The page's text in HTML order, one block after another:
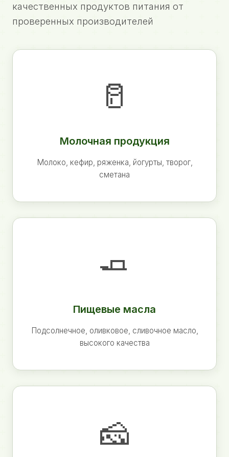
качественных продуктов питания от
проверенных производителей
🥛
Молочная продукция
Молоко, кефир, ряженка, йогурты, творог,
сметана
🧈
Пищевые масла
Подсолнечное, оливковое, сливочное масло,
высокого качества
🧀